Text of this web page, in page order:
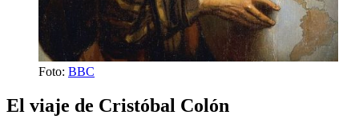
Foto: BBC
El viaje de Cristóbal Colón